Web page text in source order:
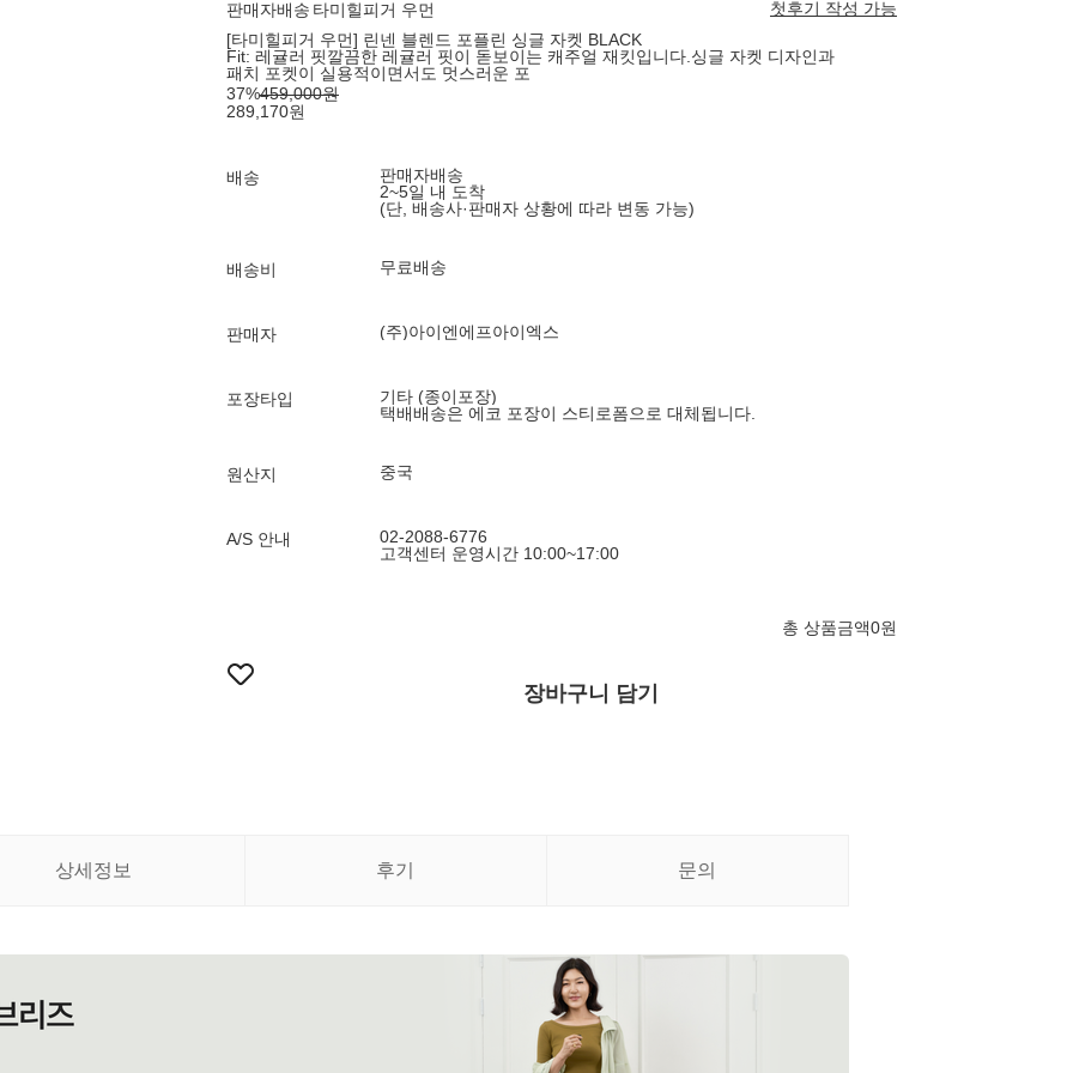
판매자배송 타미힐피거 우먼
첫후기 작성 가능
[타미힐피거 우먼] 린넨 블렌드 포플린 싱글 자켓 BLACK
Fit: 레귤러 핏깔끔한 레귤러 핏이 돋보이는 캐주얼 재킷입니다.싱글 자켓 디자인과
패치 포켓이 실용적이면서도 멋스러운 포
37%459,000원
289,170원
배송
판매자배송
2~5일 내 도착
(단, 배송사·판매자 상황에 따라 변동 가능)
배송비 무료배송
판매자 (주)아이엔에프아이엑스
포장타입
기타 (종이포장)
택배배송은 에코 포장이 스티로폼으로 대체됩니다.
원산지 중국
A/S 안내
02-2088-6776
고객센터 운영시간 10:00~17:00
총 상품금액0원
장바구니 담기
상세정보 후기 문의